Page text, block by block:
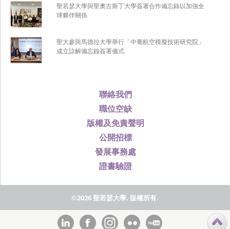
聯絡我們
職位空缺
版權及免責聲明
公開招標
發展事務處
證書驗證
聖若瑟大學與聖奧古斯丁大學簽署合作備忘錄以加強全
球夥伴關係
聖大參與馬德拉大學舉行「中葡航空模擬技術研究院」
成立諒解備忘錄簽署儀式
©2026 聖若瑟大學, 版權所有.